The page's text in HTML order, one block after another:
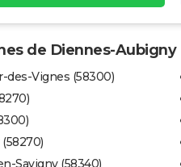
de Diennes-Aubigny
des-Vignes (58300)
Savigny (58340)